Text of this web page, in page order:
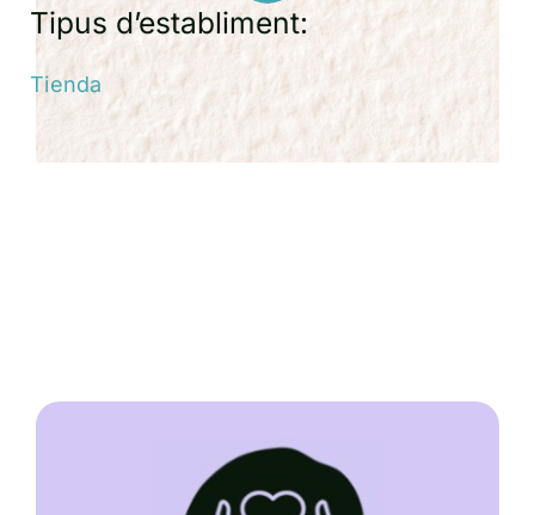
Tipus d’establiment:
Tienda